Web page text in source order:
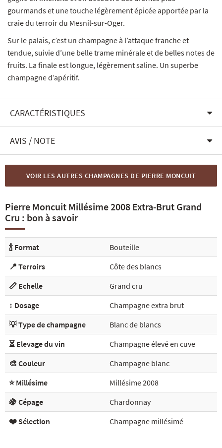
gourmands et une touche légèrement épicée apportée par la
craie du terroir du Mesnil-sur-Oger.
Sur le palais, c’est un champagne à l’attaque franche et
tendue, suivie d’une belle trame minérale et de belles notes de
fruits. La finale est longue, légèrement saline. Un superbe
champagne d’apéritif.
CARACTÉRISTIQUES
AVIS / NOTE
VOIR LES AUTRES CHAMPAGNES DE PIERRE MONCUIT
Pierre Moncuit Millésime 2008 Extra-Brut Grand
Cru : bon à savoir
🍾 Format
Bouteille
📍 Terroirs
Côte des blancs
📏 Echelle
Grand cru
↕️ Dosage
Champagne extra brut
💡 Type de champagne
Blanc de blancs
⏳ Elevage du vin
Champagne élevé en cuve
🎨 Couleur
Champagne blanc
⭐ Millésime
Millésime 2008
🍇 Cépage
Chardonnay
❤️ Sélection
Champagne millésimé